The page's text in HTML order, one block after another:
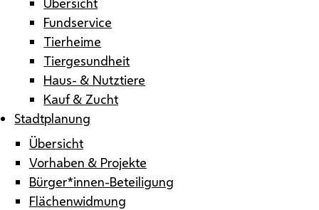
Fundservice
Tierheime
Tiergesundheit
Haus- & Nutztiere
Kauf & Zucht
Stadtplanung
Übersicht
Vorhaben & Projekte
Bürger*innen-Beteiligung
Flächenwidmung